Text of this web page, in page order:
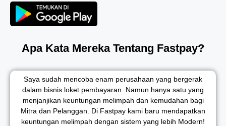
Apa Kata Mereka Tentang Fastpay?
Saya sudah mencoba enam perusahaan yang bergerak
dalam bisnis loket pembayaran. Namun hanya satu yang
menjanjikan keuntungan melimpah dan kemudahan bagi
Mitra dan Pelanggan. Di Fastpay kami baru mendapatkan
keuntungan melimpah dengan sistem yang lebih Modern!